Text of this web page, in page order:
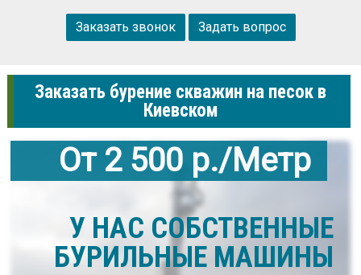
Заказать звонок Задать вопрос
Заказать бурение скважин на песок в
Киевском
От 2 500 р./Метр
У НАС СОБСТВЕННЫЕ
БУРИЛЬНЫЕ МАШИНЫ